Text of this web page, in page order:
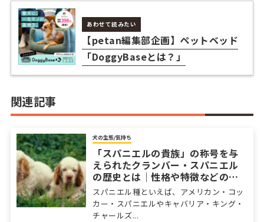
あわせて読みたい
【petan編集部企画】ペットベッド
「DoggyBaseとは？」
関連記事
犬の生態/気持ち
「スパニエルの貴族」の称号を与
えられたクランバー・スパニエル
の歴史とは｜性格や特徴などの基
本情報を紹介
スパニエル種といえば、アメリカン・コッ
カー・スパニエルやキャバリア・キング・
チャールズ...